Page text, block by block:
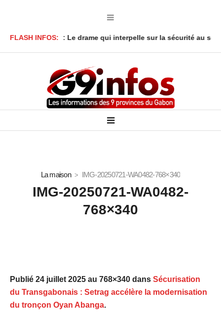
FLASH INFOS:
à Lambaréné : Le drame qui interpelle sur la sécurité au sein
La maison IMG-20250721-WA0482-768×340
IMG-20250721-WA0482-
768×340
Publié 24 juillet 2025 au 768×340 dans Sécurisation
du Transgabonais : Setrag accélère la modernisation
du tronçon Oyan Abanga.